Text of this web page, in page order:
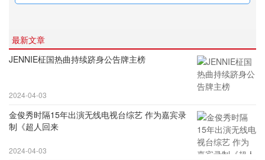
最新文章
JENNIE柾国热曲持续跻身公告牌主榜
2024-04-03
金俊秀时隔15年出演无线电视台综艺 作为嘉宾录
制《超人回来
2024-04-03